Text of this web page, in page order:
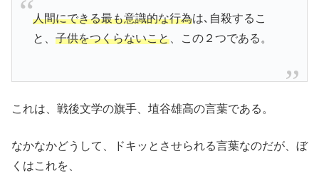
人間にできる最も意識的な行為は､自殺するこ
と、 子供をつくらないこと、この２つである。
これは、戦後文学の旗手、埴谷雄高の言葉である。
なかなかどうして、ドキッとさせられる言葉なのだが、ぼ
くはこれを、